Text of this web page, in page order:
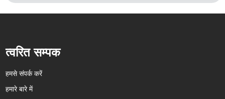
त्वरित सम्पक
हमसे संपर्क करें
हमारे बारे में